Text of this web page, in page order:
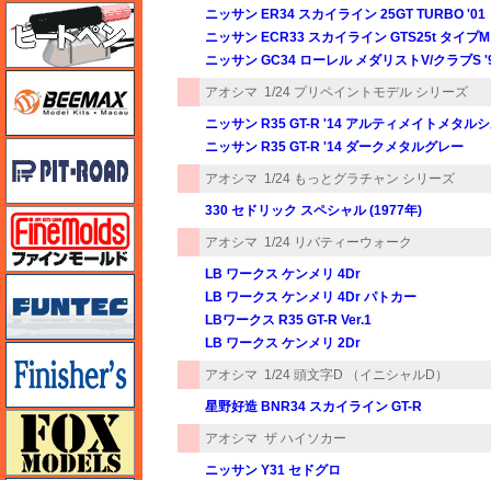
ニッサン ER34 スカイライン 25GT TURBO '01
ニッサン ECR33 スカイライン GTS25t タイプ
ニッサン GC34 ローレル メダリストV/クラブS
アオシマ 1/24 プリペイントモデル シリーズ
ニッサン R35 GT-R '14 アルティメイトメタル
ニッサン R35 GT-R '14 ダークメタルグレー
アオシマ 1/24 もっとグラチャン シリーズ
330 セドリック スペシャル (1977年)
アオシマ 1/24 リバティーウォーク
LB ワークス ケンメリ 4Dr
LB ワークス ケンメリ 4Dr パトカー
LBワークス R35 GT-R Ver.1
LB ワークス ケンメリ 2Dr
アオシマ 1/24 頭文字D （イニシャルD）
星野好造 BNR34 スカイライン GT-R
アオシマ ザ ハイソカー
ニッサン Y31 セドグロ
ヒートペン（十和田技研・ブレインファクトリー）
BEEMAX
ピットロード
ファインモールド
funtec（ファンテック）
フィニッシャーズ